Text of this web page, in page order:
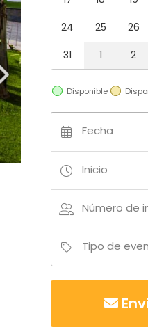
24
25 26
31
1 2
Disponible
Fecha
Inicio
Número de
Tipo de